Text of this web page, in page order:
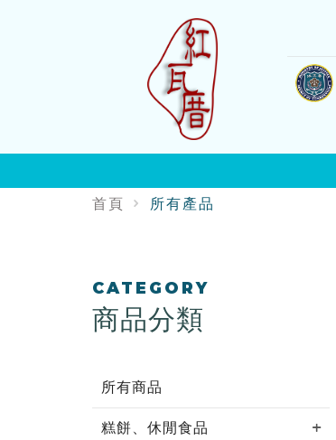
首頁 所有產品
:::
CATEGORY
商品分類
所有商品
糕餅、休閒食品